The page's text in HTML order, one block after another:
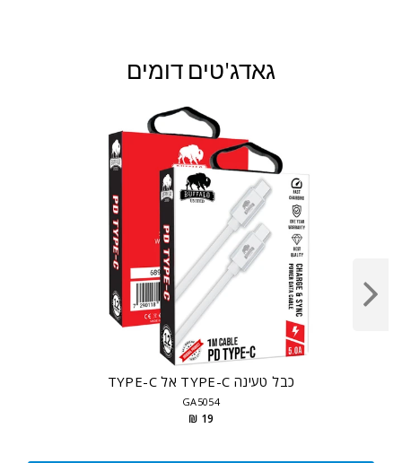
גאדג'טים דומים
כבל טעינה TYPE-C אל TYPE-C
GA5054
19 ₪